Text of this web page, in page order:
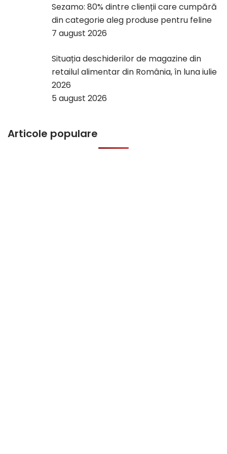
Sezamo: 80% dintre clienții care cumpără
din categorie aleg produse pentru feline
7 august 2026
Situația deschiderilor de magazine din
retailul alimentar din România, în luna iulie
2026
5 august 2026
Articole populare